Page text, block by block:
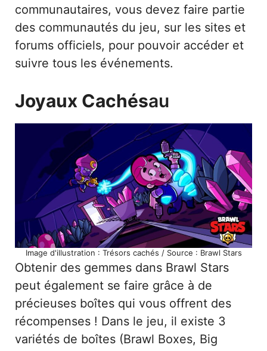
communautaires, vous devez faire partie
des communautés du jeu, sur les sites et
forums officiels, pour pouvoir accéder et
suivre tous les événements.
Joyaux CachésAu
Image d'illustration : Trésors cachés / Source : Brawl Stars
Obtenir des gemmes dans Brawl Stars
peut également se faire grâce à de
précieuses boîtes qui vous offrent des
récompenses ! Dans le jeu, il existe 3
variétés de boîtes (Brawl Boxes, Big